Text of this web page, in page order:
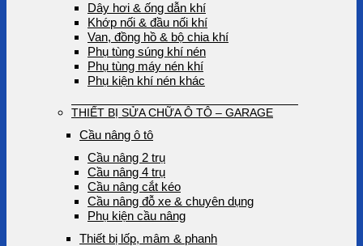
Dây hơi & ống dẫn khí
Khớp nối & đầu nối khí
Van, đồng hồ & bộ chia khí
Phụ tùng súng khí nén
Phụ tùng máy nén khí
Phụ kiện khí nén khác
THIẾT BỊ SỬA CHỮA Ô TÔ – GARAGE
Cầu nâng ô tô
Cầu nâng 2 trụ
Cầu nâng 4 trụ
Cầu nâng cắt kéo
Cầu nâng đỗ xe & chuyên dụng
Phụ kiện cầu nâng
Thiết bị lốp, mâm & phanh